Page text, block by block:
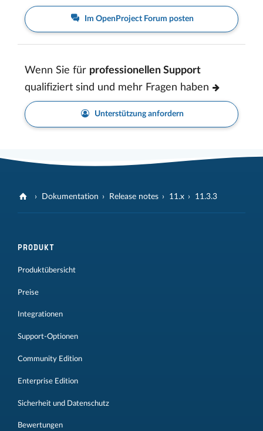
Im OpenProject Forum posten
Wenn Sie für professionellen Support
qualifiziert sind und mehr Fragen haben
Unterstützung anfordern
Dokumentation Release notes 11.x 11.3.3
PRODUKT
Produktübersicht
Preise
Integrationen
Support-Optionen
Community Edition
Enterprise Edition
Sicherheit und Datenschutz
Bewertungen